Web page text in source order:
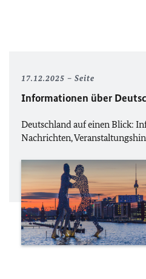
17.12.2025 Seite
Informationen über
Deutschland auf einen Blick:
Nachrichten,